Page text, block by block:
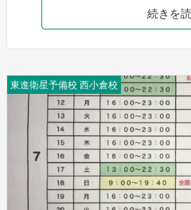
だけコアタイム（必ず研究室に
研究室が良いな、ぐらいの軽い
味を持ちました。 分離という抽
においては無くてはならないもの
続きを
東進衛星予備校 西小倉校